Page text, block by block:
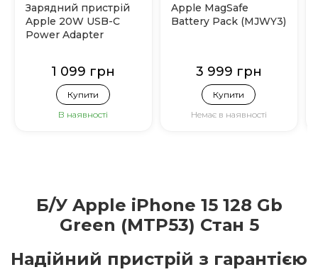
Зарядний пристрій
Apple 20W USB-C
Power Adapter
1 099 грн
Купити
В наявності
Apple MagSafe
Battery Pack (MJWY3)
3 999 грн
Купити
Немає в наявності
Б/У Apple iPhone 15 128 Gb
Green (MTP53) Стан 5
Надійний пристрій з гарантією